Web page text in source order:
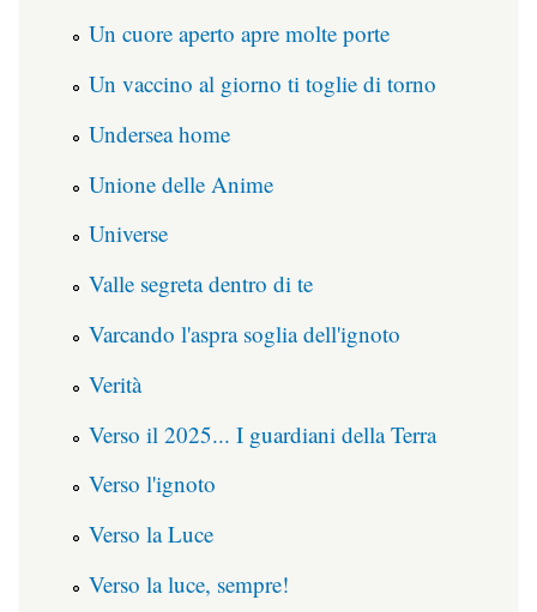
Un cuore aperto apre molte porte
Un vaccino al giorno ti toglie di torno
Undersea home
Unione delle Anime
Universe
Valle segreta dentro di te
Varcando l'aspra soglia dell'ignoto
Verità
Verso il 2025... I guardiani della Terra
Verso l'ignoto
Verso la Luce
Verso la luce, sempre!